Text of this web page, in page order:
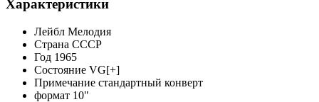
Характеристики
Лейбл Мелодия
Страна СССР
Год 1965
Состояние VG[+]
Примечание стандартный конверт
формат 10"